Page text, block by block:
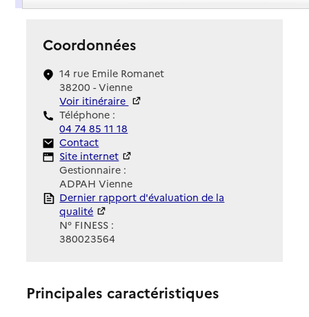
Coordonnées
14 rue Emile Romanet
38200 - Vienne
Voir itinéraire
Téléphone :
04 74 85 11 18
Contact
Contact
Site Internet
Site internet
Gestionnaire :
ADPAH Vienne
Rapport HAS
Dernier rapport d'évaluation de la
qualité
N° FINESS :
380023564
Principales caractéristiques